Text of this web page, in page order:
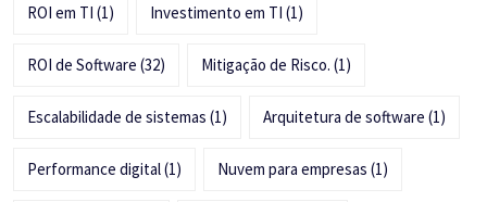
ROI em TI (1) Investimento em TI (1)
ROI de Software (32) Mitigação de Risco. (1)
Escalabilidade de sistemas (1) Arquitetura de software (1)
Performance digital(1) Nuvem para empresas (1)